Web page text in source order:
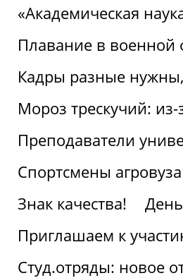
«Академическая
Плавание в военной
Кадры разные
Мороз трескучий:
Преподаватели
Спортсмены
Знак качества!
Приглашаем к
Студ.отряды: новое